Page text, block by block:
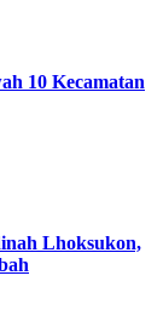
10 Kecamatan
Lhoksukon,